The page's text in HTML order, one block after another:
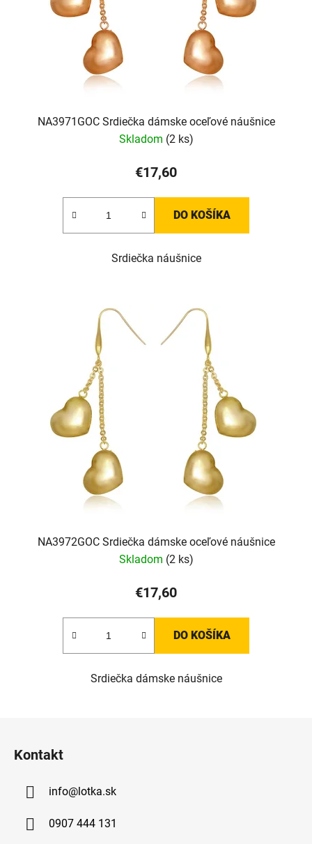
NA3971GOC Srdiečka dámske oceľové náušnice
Skladom (2 ks)
€17,60
DO KOŠÍKA
Srdiečka náušnice
NA3972GOC Srdiečka dámske oceľové náušnice
Skladom (2 ks)
€17,60
DO KOŠÍKA
Srdiečka dámske náušnice
Kontakt
info@lotka.sk
0907 444 131